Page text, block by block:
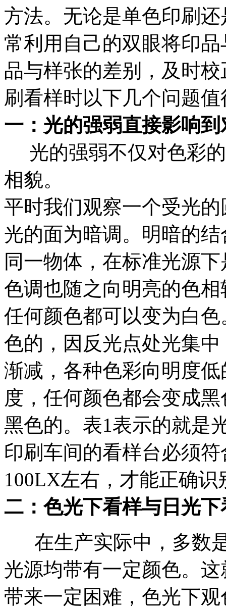
方法。无论是单色印刷
常利用自己的双眼将印
品与样张的差别，及时
刷看样时以下几个问题
一：光的强弱直接影响
光的强弱不仅对色彩
相貌。
平时我们观察一个受光
光的面为暗调。明暗的
同一物体，在标准光源
色调也随之向明亮的色
任何颜色都可以变为白
色的，因反光点处光集
渐减，各种色彩向明度
度，任何颜色都会变成
黑色的。表1表示的就是
印刷车间的看样台必须
100LX左右，才能正确识
二：色光下看样与日光
在生产实际中，多数
光源均带有一定颜色。
带来一定困难，色光下